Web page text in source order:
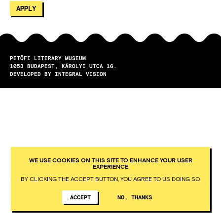
PETŐFI LITERARY MUSEUM
1053
BUDAPEST
KÁROLYI UTCA 16.
DEVELOPED BY INTEGRAL VISION
WE USE COOKIES ON THIS SITE TO ENHANCE YOUR USER
EXPERIENCE
BY CLICKING THE ACCEPT BUTTON, YOU AGREE TO US DOING SO.
ACCEPT NO, THANKS